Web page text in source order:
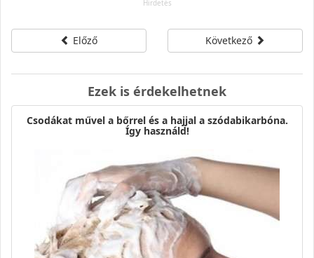
Előző Következő
Ezek is érdekelhetnek
Csodákat művel a bőrrel és a hajjal a szódabikarbóna.
Így használd!